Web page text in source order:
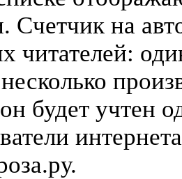
Счетчик на
читателей:
будет учтен